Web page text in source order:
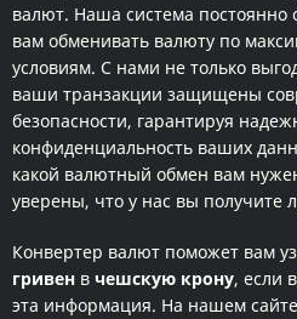
валют. Наша система постоянно
вам обменивать валюту по
условиям. С нами не только
ваши транзакции защищены
безопасности, гарантируя
конфиденциальность ваших
какой валютный обмен вам
уверены, что у нас вы получите
Конвертер валют поможет вам
гривен в чешскую крону, если
эта информация. На нашем